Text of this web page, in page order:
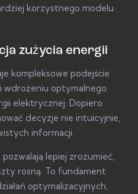
korzystnego modelu
zużycia energii
kompleksowe podejście
wdrożeniu optymalnego
elektrycznej. Dopiero
decyzje nie intuicyjnie,
informacji.
lepiej zrozumieć,
rosną. To fundament
optymalizacyjnych,